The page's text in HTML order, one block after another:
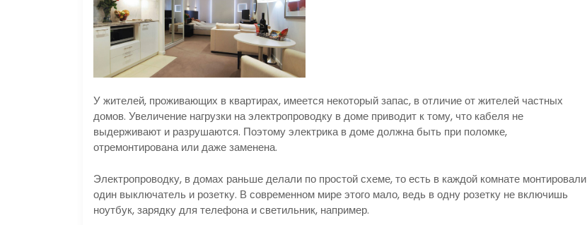
У жителей, проживающих в квартирах, имеется некоторый запас, в отличие от жителей частных
домов. Увеличение нагрузки на электропроводку в доме приводит к тому, что кабеля не
выдерживают и разрушаются. Поэтому электрика в доме должна быть при поломке,
отремонтирована или даже заменена.
Электропроводку, в домах раньше делали по простой схеме, то есть в каждой комнате монтировали
один выключатель и розетку. В современном мире этого мало, ведь в одну розетку не включишь
ноутбук, зарядку для телефона и светильник, например.